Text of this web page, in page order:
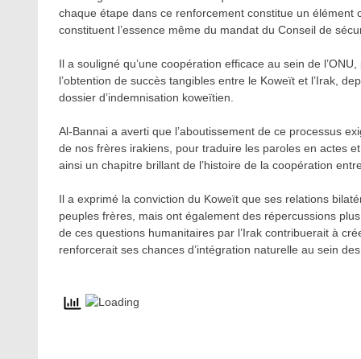
chaque étape dans ce renforcement constitue un élément
constituent l’essence même du mandat du Conseil de
Il a souligné qu’une coopération efficace au sein de
l’obtention de succès tangibles entre le Koweït et l’Irak,
dossier d’indemnisation koweïtien.
Al-Bannai a averti que l’aboutissement de ce processus
de nos frères irakiens, pour traduire les paroles en actes
ainsi un chapitre brillant de l’histoire de la coopération
Il a exprimé la conviction du Koweït que ses relations
peuples frères, mais ont également des répercussions
de ces questions humanitaires par l’Irak contribuerait à
renforcerait ses chances d’intégration naturelle au sein